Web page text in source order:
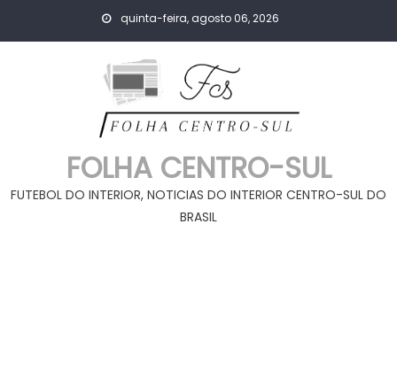
quinta-feira, agosto 06, 2026
FOLHA CENTRO-SUL
FUTEBOL DO INTERIOR, NOTICIAS DO INTERIOR CENTRO-SUL DO
BRASIL